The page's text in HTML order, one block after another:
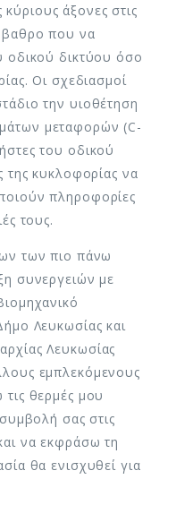
άξονες στις
που να
οδικού δικτύου όσο
Οι σχεδιασμοί
την υιοθέτηση
μεταφορών (C-
του οδικού
της κυκλοφορίας να
πληροφορίες
τους.
των πιο πάνω
συνεργειών με
Λευκωσίας και
Λευκωσίας
εμπλεκόμενους
θερμές μου
σας στις
να εκφράσω τη
θα ενισχυθεί για